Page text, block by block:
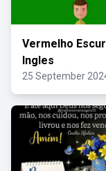
Vermelho
Ingles
25 September